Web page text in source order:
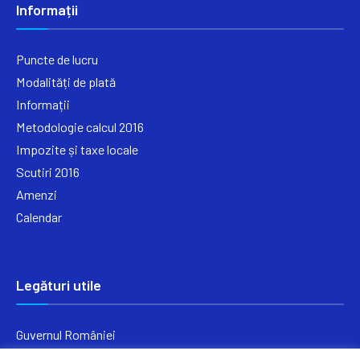
Informații
Puncte de lucru
Modalități de plată
Informații
Metodologie calcul 2016
Impozite și taxe locale
Scutiri 2016
Amenzi
Calendar
Legături utile
Guvernul României